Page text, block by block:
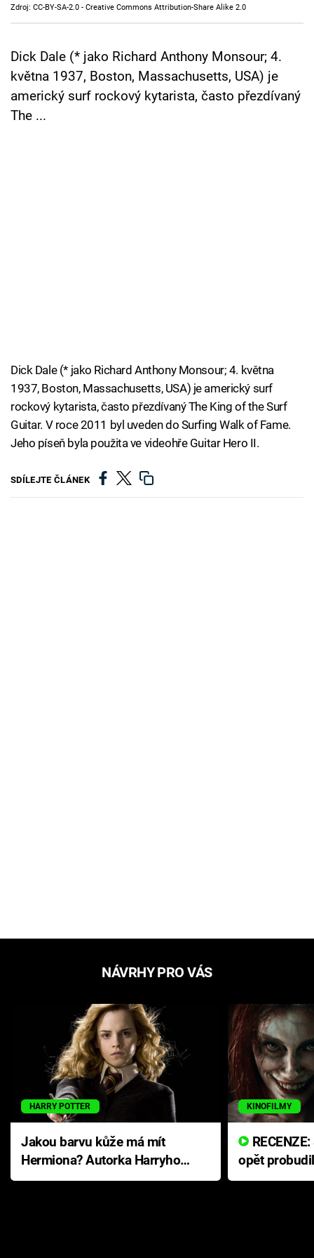
Cool Esport
Pořady
TV Program
Sledujte prima+
Zdroj: CC-BY-SA-2.0 - Creative Commons Attribution-Share Alike 2.0
Dick Dale (* jako Richard Anthony Monsour; 4.
května 1937, Boston, Massachusetts, USA) je
americký surf rockový kytarista, často přezdívaný
The ...
Dick Dale (* jako Richard Anthony Monsour; 4. května
1937, Boston, Massachusetts, USA) je americký surf
rockový kytarista, často přezdívaný The King of the Surf
Guitar. V roce 2011 byl uveden do Surfing Walk of Fame.
Jeho píseň byla použita ve videohře Guitar Hero II.
SDÍLEJTE ČLÁNEK
NÁVRHY PRO VÁS
HARRY POTTER
Jakou barvu kůže má mít
Hermiona? Autorka Harryho
Pottera přišla s ráznou
KINOFILMY
opět
přichází s